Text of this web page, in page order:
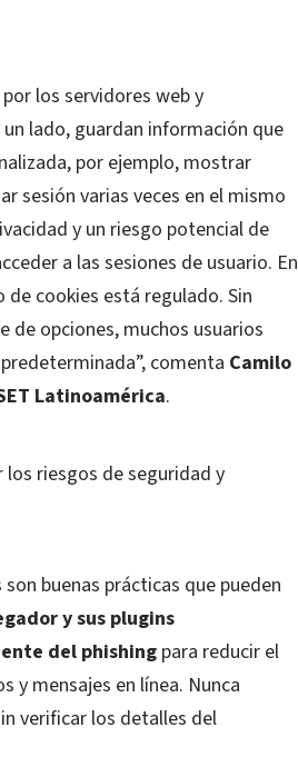
los servidores web y
lado, guardan información que
por ejemplo, mostrar
sesión varias veces en el mismo
y un riesgo potencial de
a las sesiones de usuario. En
cookies está regulado. Sin
de opciones, muchos usuarios
comenta Camilo
Latinoamérica.
los riesgos de seguridad y
buenas prácticas que pueden
y sus plugins
del phishing para reducir el
y mensajes en línea. Nunca
verificar los detalles del